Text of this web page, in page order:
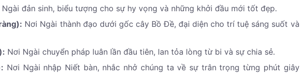
Ngài đản sinh, biểu tượng cho sự hy vọng và những khởi đầu mới tốt đẹp.
Nơi Ngài thành đạo dưới gốc cây Bồ Đề, đại diện cho trí tuệ sáng suốt và
Nơi Ngài chuyển pháp luân lần đầu tiên, lan tỏa lòng từ bi và sự chia sẻ.
Nơi Ngài nhập Niết bàn, nhắc nhở chúng ta về sự trân trọng từng phút giây